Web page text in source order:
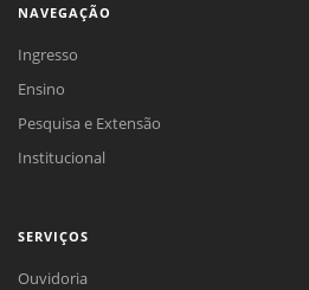
NAVEGAÇÃO
Ingresso
Ensino
Pesquisa e Extensão
Institucional
SERVIÇOS
Ouvidoria